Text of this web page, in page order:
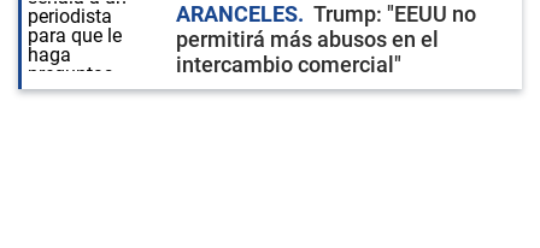
ARANCELES
Trump: "EEUU no
permitirá más abusos en el
intercambio comercial"